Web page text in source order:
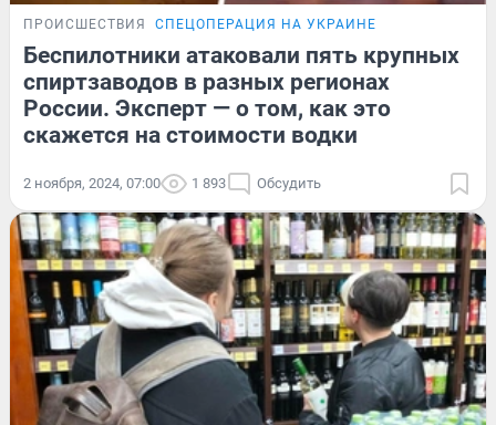
ПРОИСШЕСТВИЯ СПЕЦОПЕРАЦИЯ НА УКРАИНЕ
Беспилотники атаковали пять крупных
спиртзаводов в разных регионах
России. Эксперт — о том, как это
скажется на стоимости водки
2 ноября, 2024, 07:00 1 893 Обсудить